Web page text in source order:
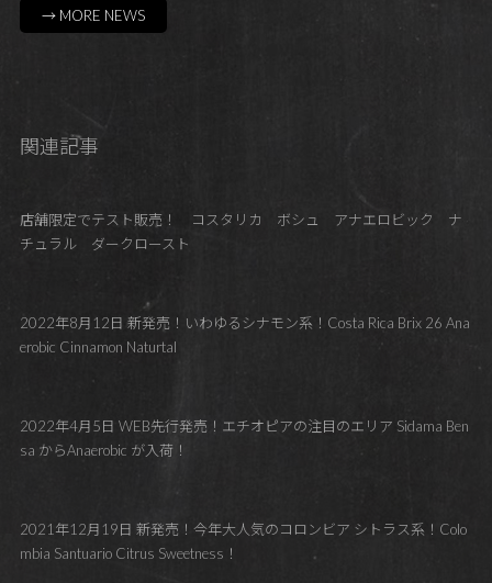
→ MORE NEWS
関連記事
店舗限定でテスト販売！ コスタリカ ボシュ アナエロビック ナ
チュラル ダークロースト
2022年8月12日 新発売！いわゆるシナモン系！Costa Rica Brix 26 Ana
erobic Cinnamon Naturtal
2022年4月5日 WEB先行発売！エチオピアの注目のエリア Sidama Ben
sa からAnaerobic が入荷！
2021年12月19日 新発売！今年大人気のコロンビア シトラス系！Colo
mbia Santuario Citrus Sweetness！